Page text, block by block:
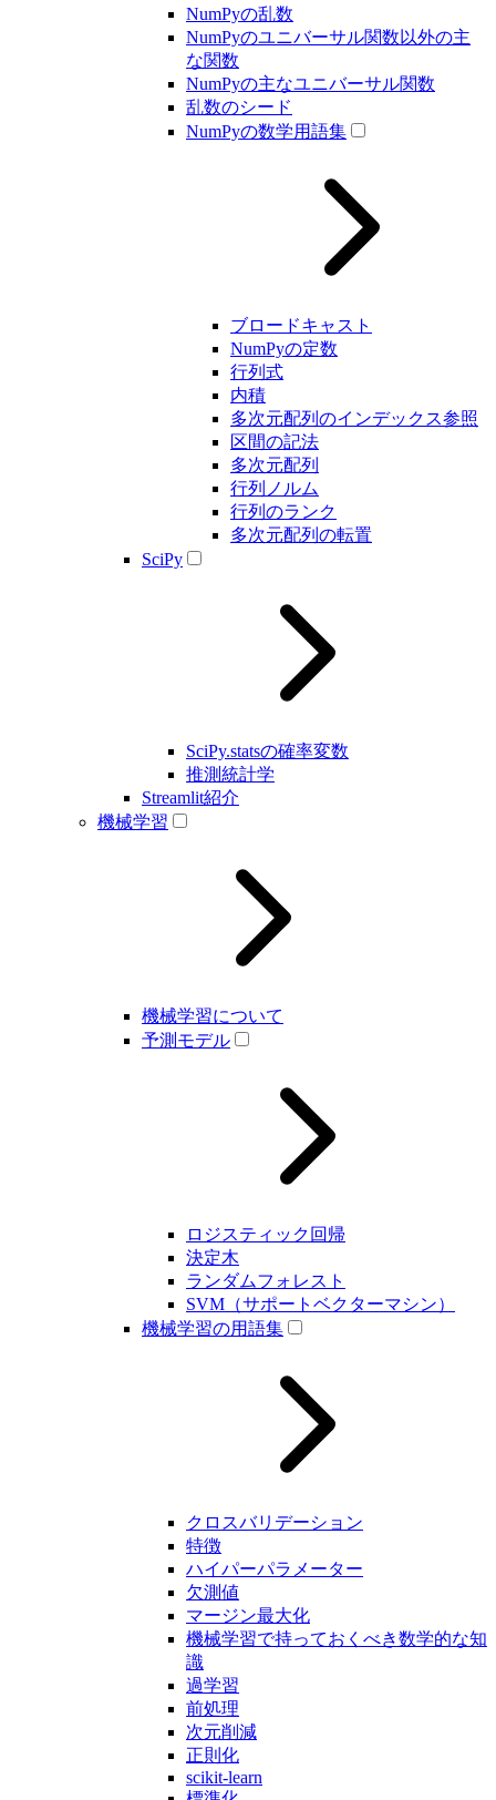
NumPyの乱数
NumPyのユニバーサル関数以外の主
な関数
NumPyの主なユニバーサル関数
乱数のシード
NumPyの数学用語集
ブロードキャスト
NumPyの定数
行列式
内積
多次元配列のインデックス参照
区間の記法
多次元配列
行列ノルム
行列のランク
多次元配列の転置
SciPy
SciPy.statsの確率変数
推測統計学
Streamlit紹介
機械学習
機械学習について
予測モデル
ロジスティック回帰
決定木
ランダムフォレスト
SVM（サポートベクターマシン）
機械学習の用語集
クロスバリデーション
特徴
ハイパーパラメーター
欠測値
マージン最大化
機械学習で持っておくべき数学的な知
識
過学習
前処理
次元削減
正則化
scikit-learn